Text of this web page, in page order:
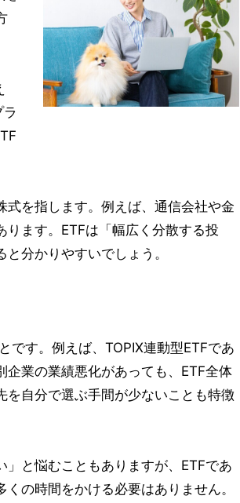
を指します。例えば、通信会社や金
ます。ETFは「幅広く分散する投
分かりやすいでしょう。
です。例えば、TOPIX連動型ETFであ
業の業績悪化があっても、ETF全体
自分で選ぶ手間が少ないことも特徴
と悩むこともありますが、ETFであ
の時間をかける必要はありません。